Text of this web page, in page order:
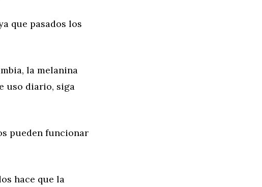
que pasados los
la melanina
uso diario, siga
pueden funcionar
hace que la